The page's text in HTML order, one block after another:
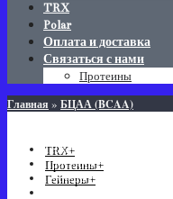
TRX
Polar
Оплата и доставка
Связаться с нами
Протеины
Главная » БЦАА (BCAA)
TRX+
Протеины+
Гейнеры+